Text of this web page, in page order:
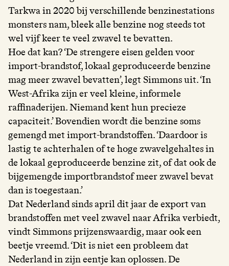
Tarkwa in 2020 bij verschillende benzinestations
monsters nam, bleek alle benzine nog steeds tot
wel vijf keer te veel zwavel te bevatten.
Hoe dat kan? ‘De strengere eisen gelden voor
import-brandstof, lokaal geproduceerde benzine
mag meer zwavel bevatten’, legt Simmons uit. ‘In
West-Afrika zijn er veel kleine, informele
raffinaderijen. Niemand kent hun precieze
capaciteit.’ Bovendien wordt die benzine soms
gemengd met import-brandstoffen. ‘Daardoor is
lastig te achterhalen of te hoge zwavelgehaltes in
de lokaal geproduceerde benzine zit, of dat ook de
bijgemengde importbrandstof meer zwavel bevat
dan is toegestaan.’
Dat Nederland sinds april dit jaar de export van
brandstoffen met veel zwavel naar Afrika verbiedt,
vindt Simmons prijzenswaardig, maar ook een
beetje vreemd. ‘Dit is niet een probleem dat
Nederland in zijn eentje kan oplossen. De